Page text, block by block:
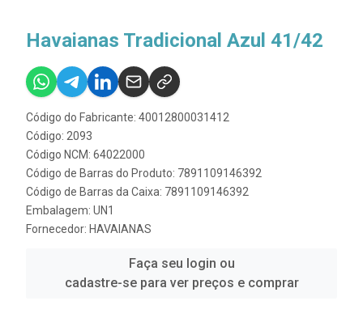
Havaianas Tradicional Azul 41/42
Código do Fabricante: 40012800031412
Código: 2093
Código NCM: 64022000
Código de Barras do Produto: 7891109146392
Código de Barras da Caixa: 7891109146392
Embalagem: UN1
Fornecedor: HAVAIANAS
Faça seu login ou
cadastre-se para ver preços e comprar